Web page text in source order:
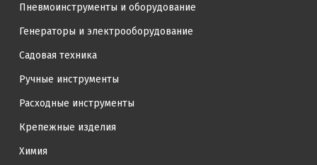
Пневмоинструменты и оборудование
Генераторы и электрооборудование
Садовая техника
Ручные инструменты
Расходные инструменты
Крепежные изделия
Химия